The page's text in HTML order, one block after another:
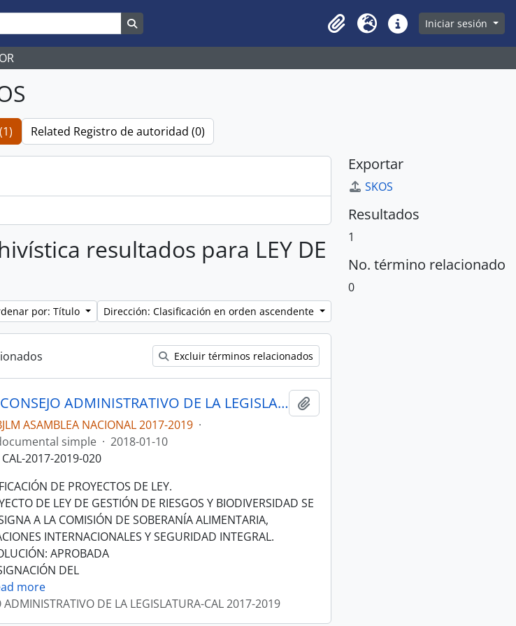
Clipboard
Idioma Enlaces rápidos
Iniciar sesión
Related Registro de autoridad (0)
resultados para LEY DE
por: Título Dirección: Clasificación en orden ascendente
Excluir términos relacionados
ACTAS CONSEJO ADMINISTRATIVO DE LA LEGISLATURA-CAL 2017-2019
ASAMBLEA NACIONAL 2017-2019 ·
simple · 2018-01-10
CAL-2017-2019-020
DE PROYECTOS DE LEY.
DE LEY DE GESTIÓN DE RIESGOS Y BIODIVERSIDAD SE
A LA COMISIÓN DE SOBERANÍA ALIMENTARIA,
INTERNACIONALES Y SEGURIDAD INTEGRAL.
APROBADA
DEL
more
ADMINISTRATIVO DE LA LEGISLATURA-CAL 2017-2019
Exportar
SKOS
Resultados
1
No. término relacionado
0